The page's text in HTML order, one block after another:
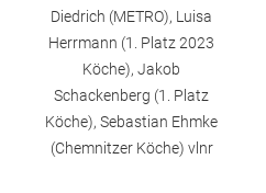
Diedrich (METRO), Luisa
Herrmann (1. Platz 2023
Köche), Jakob
Schackenberg (1. Platz
Köche), Sebastian Ehmke
(Chemnitzer Köche) vlnr